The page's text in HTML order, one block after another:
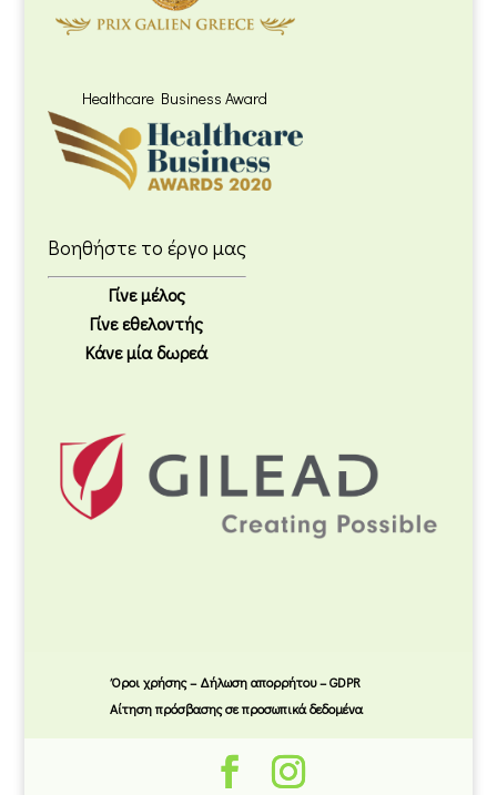
Healthcare Business Award
Βοηθήστε το έργο μας
Γίνε μέλος
Γίνε εθελοντής
Κάνε μία δωρεά
Όροι χρήσης – Δήλωση απορρήτου – GDPR
Αίτηση πρόσβασης σε προσωπικά δεδομένα